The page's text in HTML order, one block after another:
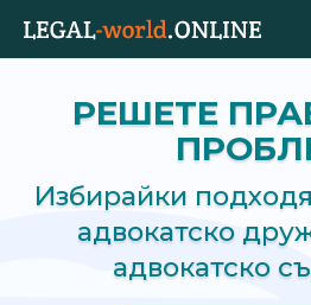
РЕШЕТЕ
Избирайки
адвокатско
адвокатско